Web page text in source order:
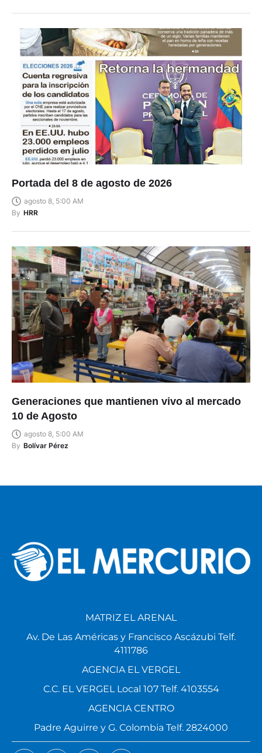
Portada del 8 de agosto de 2026
agosto 8, 5:00 AM
By HRR
Generaciones que mantienen vivo al mercado
10 de Agosto
agosto 8, 5:00 AM
By Bolívar Pérez
MATRIZ EL ARENAL
Av. De Las Américas y Francisco Ascázubi Telf.
4111786
AGENCIA EL VERGEL
C.C. EL VERGEL Local 107 Telf. 4103554
AGENCIA CENTRO
Padre Aguirre y G. Colombia Telf. 2824000